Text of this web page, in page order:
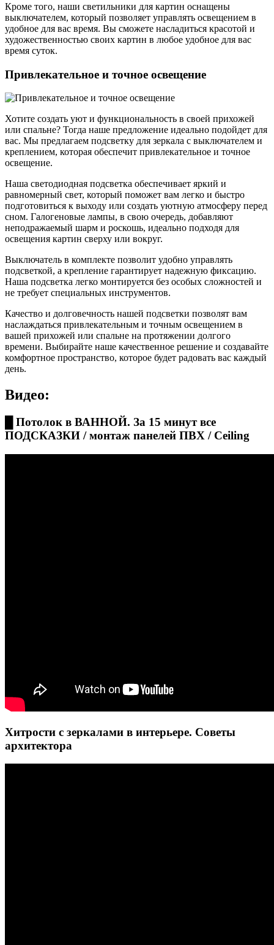
Кроме того, наши светильники для картин оснащены
выключателем, который позволяет управлять освещением в
удобное для вас время. Вы сможете насладиться красотой и
художественностью своих картин в любое удобное для вас
время суток.
Привлекательное и точное освещение
Хотите создать уют и функциональность в своей прихожей
или спальне? Тогда наше предложение идеально подойдет для
вас. Мы предлагаем подсветку для зеркала с выключателем и
креплением, которая обеспечит привлекательное и точное
освещение.
Наша светодиодная подсветка обеспечивает яркий и
равномерный свет, который поможет вам легко и быстро
подготовиться к выходу или создать уютную атмосферу перед
сном. Галогеновые лампы, в свою очередь, добавляют
неподражаемый шарм и роскошь, идеально подходя для
освещения картин сверху или вокруг.
Выключатель в комплекте позволит удобно управлять
подсветкой, а крепление гарантирует надежную фиксацию.
Наша подсветка легко монтируется без особых сложностей и
не требует специальных инструментов.
Качество и долговечность нашей подсветки позволят вам
наслаждаться привлекательным и точным освещением в
вашей прихожей или спальне на протяжении долгого
времени. Выбирайте наше качественное решение и создавайте
комфортное пространство, которое будет радовать вас каждый
день.
Видео:
█ Потолок в ВАННОЙ. За 15 минут все
ПОДСКАЗКИ / монтаж панелей ПВХ / Ceiling
Хитрости с зеркалами в интерьере. Советы
архитектора